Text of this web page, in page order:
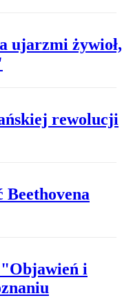
ujarzmi żywioł,
rewolucji
Beethovena
i